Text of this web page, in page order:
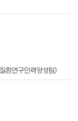
환연구인력양성팀)